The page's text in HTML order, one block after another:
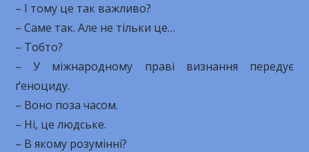
– І тому це так важливо?
– Саме так. Але не тільки це…
– Тобто?
– У міжнародному праві визнання передує
ґеноциду.
– Воно поза часом.
– Ні, це людське.
– В якому розумінні?